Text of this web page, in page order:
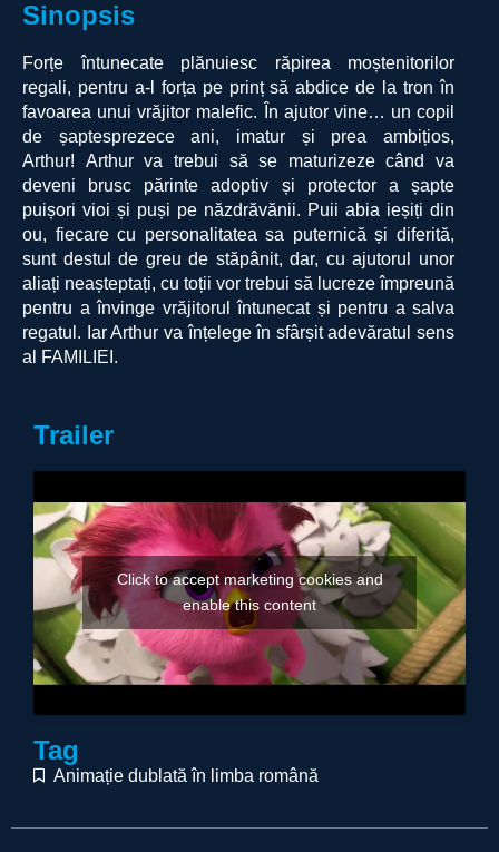
Sinopsis
Forțe întunecate plănuiesc răpirea moștenitorilor
regali, pentru a-l forța pe prințsă abdice de la tron în
favoarea unui vrăjitor malefic. În ajutor vine… un copil
de șaptesprezece ani, imatur și prea ambițios,
Arthur! Arthur va trebui să se maturizeze când va
deveni brusc părinte adoptiv și protector a șapte
puișori vioi și puși pe năzdrăvănii. Puii abia ieșiți din
ou, fiecare cu personalitatea sa puternică și diferită,
sunt destul de greu de stăpânit, dar, cu ajutorul unor
aliați neașteptați, cu toții vor trebui să lucreze împreună
pentru a învinge vrăjitorul întunecat și pentru a salva
regatul. Iar Arthur va înțelege în sfârșit adevăratul sens
al FAMILIEI.
Trailer
Click to accept marketing cookies and
enable this content
Tag
Animație dublată în limba română